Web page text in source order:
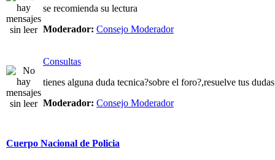
se recomienda su lectura
Moderador: Consejo Moderador
Consultas
tienes alguna duda tecnica?sobre el foro?,resuelve tus
Moderador: Consejo Moderador
Cuerpo Nacional de Policia